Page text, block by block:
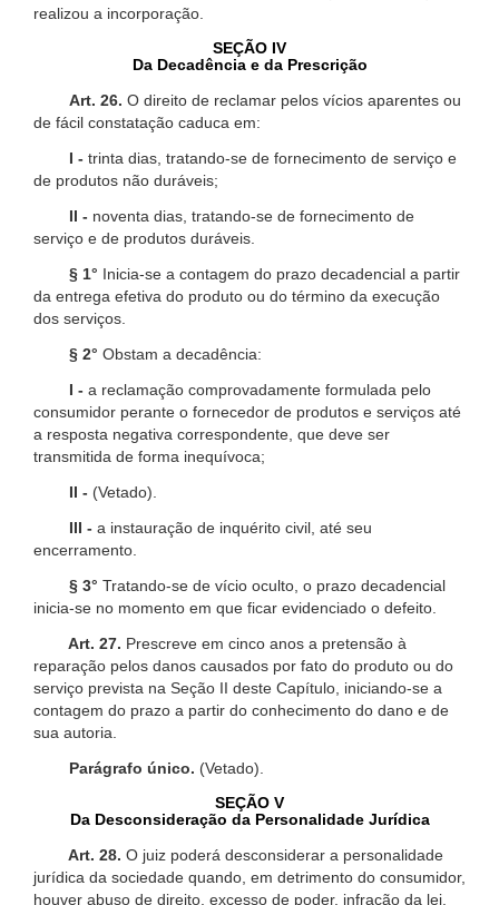
realizou a incorporação.
SEÇÃO IV
Da Decadência e da Prescrição
Art. 26. O direito de reclamar pelos vícios aparentes ou
de fácil constatação caduca em:
I - trinta dias, tratando-se de fornecimento de serviço e
de produtos não duráveis;
II - noventa dias, tratando-se de fornecimento de
serviço e de produtos duráveis.
§ 1° Inicia-se a contagem do prazo decadencial a partir
da entrega efetiva do produto ou do término da execução
dos serviços.
§ 2° Obstam a decadência:
I - a reclamação comprovadamente formulada pelo
consumidor perante o fornecedor de produtos e serviços até
a resposta negativa correspondente, que deve ser
transmitida de forma inequívoca;
II - (Vetado).
III - a instauração de inquérito civil, até seu
encerramento.
§ 3° Tratando-se de vício oculto, o prazo decadencial
inicia-se no momento em que ficar evidenciado o defeito.
Art. 27. Prescreve em cinco anos a pretensão à
reparação pelos danos causados por fato do produto ou do
serviço prevista na Seção II deste Capítulo, iniciando-se a
contagem do prazo a partir do conhecimento do dano e de
sua autoria.
Parágrafo único. (Vetado).
SEÇÃO V
Da Desconsideração da Personalidade Jurídica
Art. 28. O juiz poderá desconsiderar a personalidade
jurídica da sociedade quando, em detrimento do consumidor,
houver abuso de direito, excesso de poder, infração da lei,